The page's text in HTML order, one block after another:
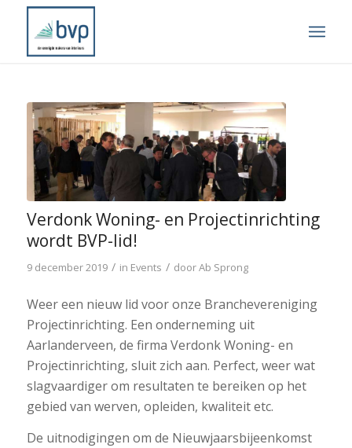
Verdonk Woning- en Projectinrichting
wordt BVP-lid!
9 december 2019 / in Events / doorAb Sprong
Weer een nieuw lid voor onze Branchevereniging
Projectinrichting. Een onderneming uit
Aarlanderveen, de firma Verdonk Woning- en
Projectinrichting, sluit zich aan. Perfect, weer wat
slagvaardiger om resultaten te bereiken op het
gebied van werven, opleiden, kwaliteit etc.
De uitnodigingen om de Nieuwjaarsbijeenkomst